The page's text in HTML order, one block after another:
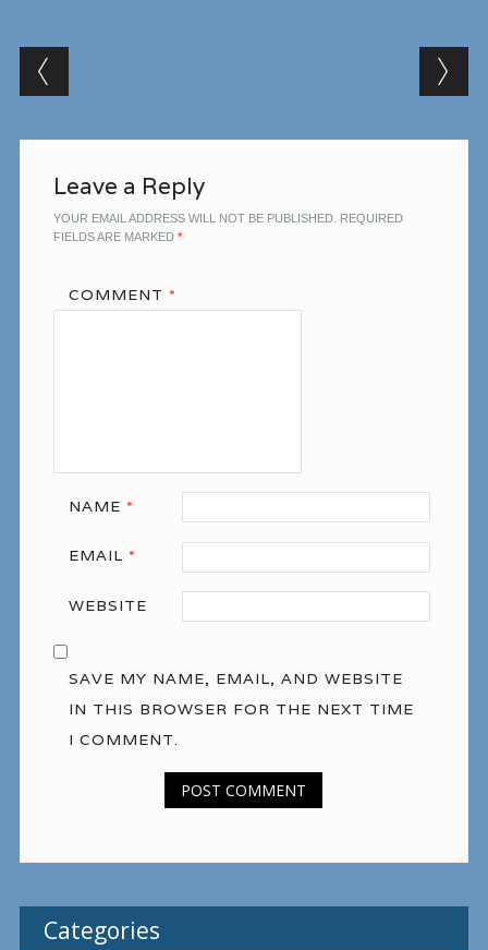
Post navigation
Leave a Reply
YOUR EMAIL ADDRESS WILL NOT BE PUBLISHED. REQUIRED
FIELDS ARE MARKED *
COMMENT *
NAME *
EMAIL *
WEBSITE
SAVE MY NAME, EMAIL, AND WEBSITE
IN THIS BROWSER FOR THE NEXT TIME
I COMMENT.
Categories